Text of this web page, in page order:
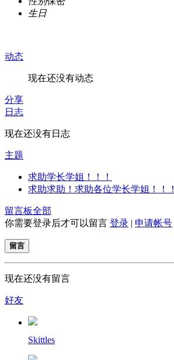
生日
动态
现在还没有动态
分享
日志
现在还没有日志
主题
求助学长学姐！！！
求助求助！求助各位学长学姐！！！
留言板全部
你需要登录后才可以留言 登录 | 申请帐号
留言
现在还没有留言
好友
Skittles